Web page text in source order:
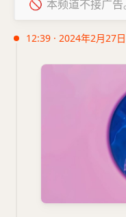
🚫 本频道不接广告
12:39 · 2024年2月27